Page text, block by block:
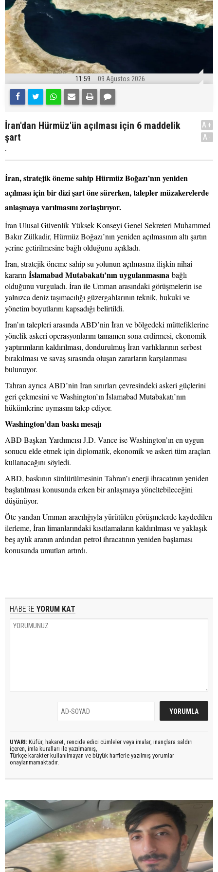
11:59 09 Ağustos 2026
İran'dan Hürmüz'ün açılması için 6 maddelik
şart
.
A+
A-
İran, stratejik öneme sahip Hürmüz Boğazı’nın yeniden
açılması için bir dizi şart öne sürerken, talepler müzakerelerde
anlaşmaya varılmasını zorlaştırıyor.
İran Ulusal Güvenlik Yüksek Konseyi Genel Sekreteri Muhammed
Bakır Zülkadir, Hürmüz Boğazı’nın yeniden açılmasının altı şartın
yerine getirilmesine bağlı olduğunu açıkladı.
İran, stratejik öneme sahip su yolunun açılmasına ilişkin nihai
kararın İslamabad Mutabakatı’nın uygulanmasına bağlı
olduğunu vurguladı. İran ile Umman arasındaki görüşmelerin ise
yalnızca deniz taşımacılığı güzergahlarının teknik, hukuki ve
yönetim boyutlarını kapsadığı belirtildi.
İran’ın talepleri arasında ABD’nin İran ve bölgedeki müttefiklerine
yönelik askeri operasyonlarını tamamen sona erdirmesi, ekonomik
yaptırımların kaldırılması, dondurulmuş İran varlıklarının serbest
bırakılması ve savaş sırasında oluşan zararların karşılanması
bulunuyor.
Tahran ayrıca ABD’nin İran sınırları çevresindeki askeri güçlerini
geri çekmesini ve Washington’ın İslamabad Mutabakatı’nın
hükümlerine uymasını talep ediyor.
Washington’dan baskı mesajı
ABD Başkan Yardımcısı J.D. Vance ise Washington’ın en uygun
sonucu elde etmek için diplomatik, ekonomik ve askeri tüm araçları
kullanacağını söyledi.
ABD, baskının sürdürülmesinin Tahran’ı enerji ihracatının yeniden
başlatılması konusunda erken bir anlaşmaya yöneltebileceğini
düşünüyor.
Öte yandan Umman aracılığıyla yürütülen görüşmelerde kaydedilen
ilerleme, İran limanlarındaki kısıtlamaların kaldırılması ve yaklaşık
beş aylık aranın ardından petrol ihracatının yeniden başlaması
konusunda umutları artırdı.
HABERE YORUM KAT
UYARI: Küfür, hakaret, rencide edici cümleler veya imalar, inançlara saldırı
içeren, imla kuralları ile yazılmamış,
Türkçe karakter kullanılmayan ve büyük harflerle yazılmış yorumlar
onaylanmamaktadır.